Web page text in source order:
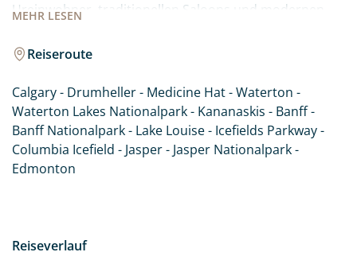
MEHR LESEN
Ureinwohner, traditionellen Saloons und modernen
Westen Kanadas hält vielseitige Erlebnisse für jeden
Besucher bereit. Ihre Reise führt Sie zu den Highlights
dieser spannenden Region. Lassen Sie sich von der
landschaftlichen Schönheit und der Gastfreundschaft
Albertas begeistern.
Reiseroute
Calgary - Drumheller - Medicine Hat - Waterton -
Waterton Lakes Nationalpark - Kananaskis - Banff -
Banff Nationalpark - Lake Louise - Icefields Parkway -
Columbia Icefield - Jasper - Jasper Nationalpark -
Edmonton
Reiseverlauf